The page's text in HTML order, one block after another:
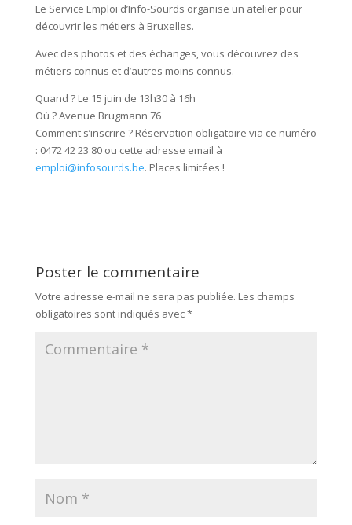
Le Service Emploi d’Info-Sourds organise un atelier pour
découvrir les métiers à Bruxelles.
Avec des photos et des échanges, vous découvrez des
métiers connus et d’autres moins connus.
Quand ? Le 15 juin de 13h30 à 16h
Où ? Avenue Brugmann 76
Comment s’inscrire ? Réservation obligatoire via ce numéro
: 0472 42 23 80ou cette adresse email à
emploi@infosourds.be. Places limitées !
Poster le commentaire
Votre adresse e-mail ne sera pas publiée. Les champs
obligatoires sont indiqués avec*